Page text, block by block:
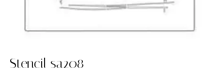
Stencil sa208